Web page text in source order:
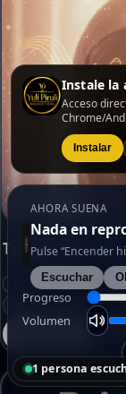
AHORA SUENA
Nada en
Pulse “Encender
Escuchar
Progreso
Volumen
Tu caricia
1,29 € · DESCARGA
Español Pop
1 persona
Instale la
Acceso
Chrome/
Instalar